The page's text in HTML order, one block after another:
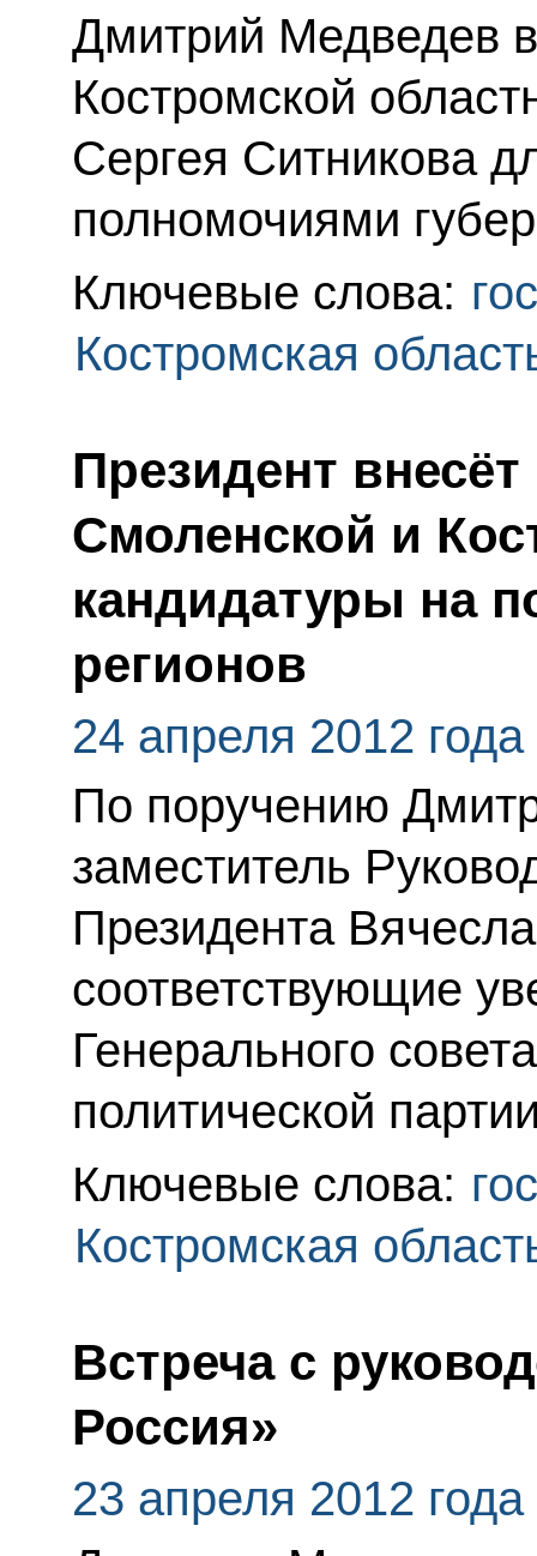
Дмитрий Медведев
Костромской
Сергея Ситникова
полномочиями
Ключевые слова:
Костромская
Президент
Смоленской и
кандидатуры на
регионов
24 апреля 2012 года
По поручению
заместитель
Президента
соответствующие
Генерального
политической
Ключевые слова:
Костромская
Встреча с
Россия»
23 апреля 2012 года